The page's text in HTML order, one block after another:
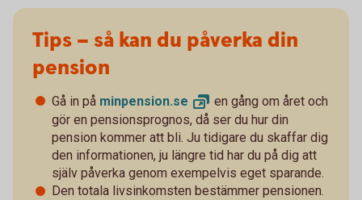
Tips – så kan du påverka din
pension
Gå in på minpension.se
en gång om året och
gör en pensionsprognos, då ser du hur din
pension kommer att bli. Ju tidigare du skaffar dig
den informationen, ju längre tid har du på dig att
själv påverka genom exempelvis eget sparande.
Den totala livsinkomsten bestämmer pensionen.